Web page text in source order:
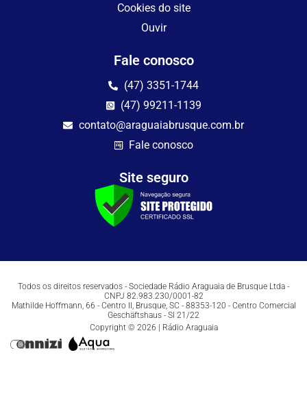
Cookies do site
Ouvir
Fale conosco
(47) 3351-1744
(47) 99211-1139
contato@araguaiabrusque.com.br
Fale conosco
Site seguro
Todos os direitos reservados - Sociedade Rádio Araguaia de Brusque Ltda -
CNPJ 82.983.230/0001-82
Mathilde Hoffmann, 66 - Centro II, Brusque, SC - 88353-120 - Centro Comercial
Geschäftshaus - Sl 21/22
Copyright © 2026 | Rádio Araguaia